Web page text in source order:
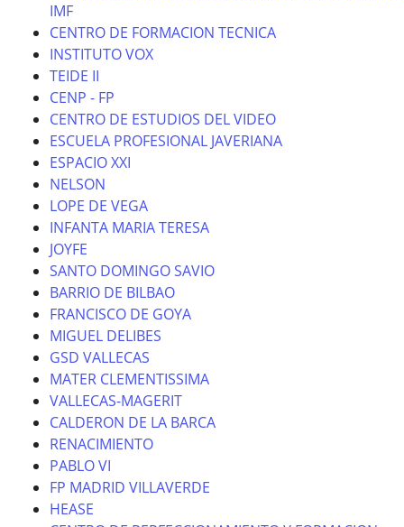
IMF
CENTRO DE FORMACION TECNICA
INSTITUTO VOX
TEIDE II
CENP - FP
CENTRO DE ESTUDIOS DEL VIDEO
ESCUELA PROFESIONAL JAVERIANA
ESPACIO XXI
NELSON
LOPE DE VEGA
INFANTA MARIA TERESA
JOYFE
SANTO DOMINGO SAVIO
BARRIO DE BILBAO
FRANCISCO DE GOYA
MIGUEL DELIBES
GSD VALLECAS
MATER CLEMENTISSIMA
VALLECAS-MAGERIT
CALDERON DE LA BARCA
RENACIMIENTO
PABLO VI
FP MADRID VILLAVERDE
HEASE